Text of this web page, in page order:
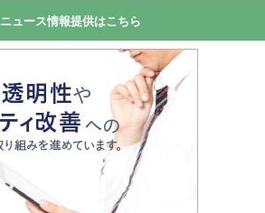
ニュース情報提供はこちら